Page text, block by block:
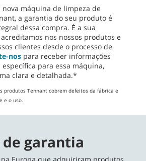
máquina de limpeza de
a garantia do seu produto é
dessa compra. É a sua
nos nossos produtos e
clientes desde o processo de
nos para receber informações
para essa máquina,
clara e detalhada.*
produtos Tennant cobrem defeitos da fábrica e
e o uso.
de garantia